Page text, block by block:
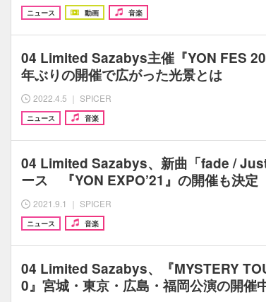
ニュース 動画 音楽
04 Limited Sazabys主催『YON FES
年ぶりの開催で広がった光景とは
2022.4.5 ｜ SPICER
ニュース 音楽
04 Limited Sazabys、新曲「fade /
ース 『YON EXPO’21』の開催も決定
2021.9.1 ｜ SPICER
ニュース 音楽
04 Limited Sazabys、『MYSTERY
0』宮城・東京・広島・福岡公演の開催